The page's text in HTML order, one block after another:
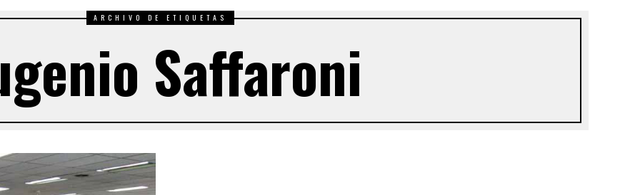
ARCHIVO DE ETIQUETAS
Saffaroni